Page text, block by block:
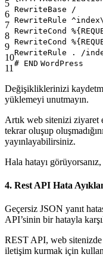
5
6
7
8
9
10
11
RewriteBase /
RewriteRule
RewriteCond
RewriteCond
RewriteRule . /
# END WordPress
Değişikliklerinizi
yüklemeyi unutmayın.
Artık web sitenizi ziyaret
tekrar oluşup
yayınlayabilirsiniz.
Hala hatayı
4. Rest API Hata
Geçersiz JSON yanıt
API’sinin bir hatayla
REST API, web sitenizde
iletişim kurmak için